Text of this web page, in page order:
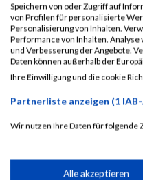
Kontaktformular / Fragen
zur Zeitmessung
Markus Wächter
Speichern von oder Zugriff auf
von Profilen für personalisierte
Personalisierung von Inhalten.
Performance von Inhalten.
und Verbesserung der Angebote.
Daten können außerhalb der
Ihre Einwilligung und die cookie
Partnerliste anzeigen (1
Wir nutzen Ihre Daten für folgende
Speichern von oder
Alle akzeptieren